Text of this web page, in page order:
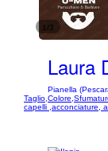
1/3
Laura
Pianella
capelli ,acconciature,